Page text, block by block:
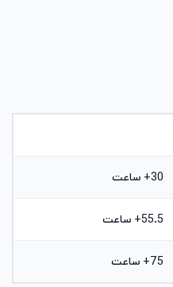
30+ ساعت
55.5+ ساعت
75+ ساعت